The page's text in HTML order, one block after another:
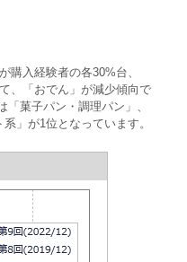
購入経験者の各30%台、
、「おでん」が減少傾向で
菓子パン・調理パン」、
」が1位となっています。